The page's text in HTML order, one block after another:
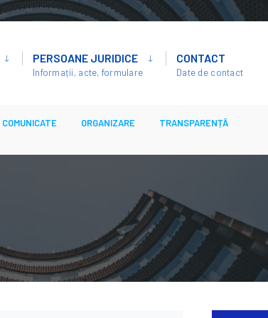
PERSOANE JURIDICE
Informații, acte, formulare
CONTACT
Date de contact
COMUNICATE ORGANIZARE TRANSPARENȚĂ